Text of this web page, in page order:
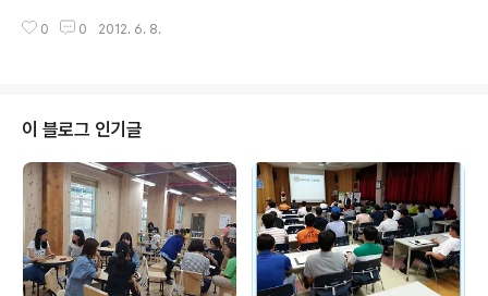
각 발전하는 경쟁사회에서 성과중심으로 바꿨기 때문이다. 즉, 같은..
0 0 2012. 6. 8.
이 블로그 인기글